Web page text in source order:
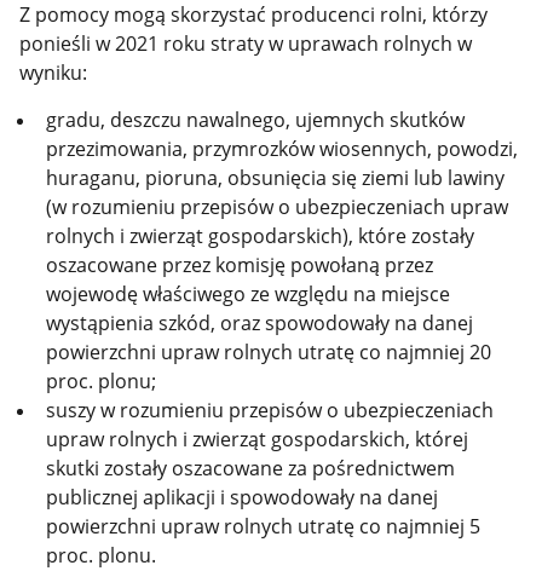
Z pomocy mogą skorzystać producenci rolni, którzy
ponieśli w 2021 roku straty w uprawach rolnych w
wyniku:
gradu, deszczu nawalnego, ujemnych skutków
przezimowania, przymrozków wiosennych, powodzi,
huraganu, pioruna, obsunięcia się ziemi lub lawiny
(w rozumieniu przepisów o ubezpieczeniach upraw
rolnych i zwierząt gospodarskich), które zostały
oszacowane przez komisję powołaną przez
wojewodę właściwego ze względu na miejsce
wystąpienia szkód, oraz spowodowały na danej
powierzchni upraw rolnych utratę co najmniej 20
proc. plonu;
suszy w rozumieniu przepisów o ubezpieczeniach
upraw rolnych i zwierząt gospodarskich, której
skutki zostały oszacowane za pośrednictwem
publicznej aplikacji i spowodowały na danej
powierzchni upraw rolnych utratę co najmniej 5
proc. plonu.